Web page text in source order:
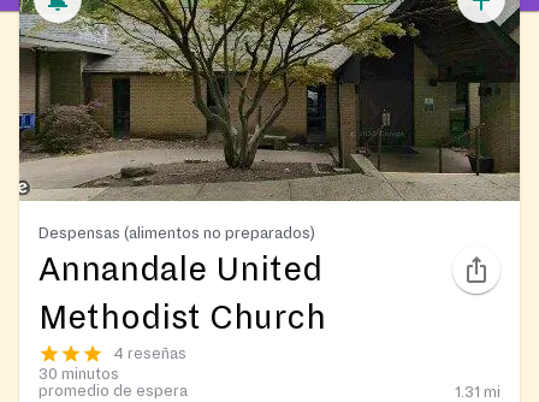
Despensas (alimentos no preparados)
Annandale United
Methodist Church
4 reseñas
30 minutos
promedio de espera
1.31 mi